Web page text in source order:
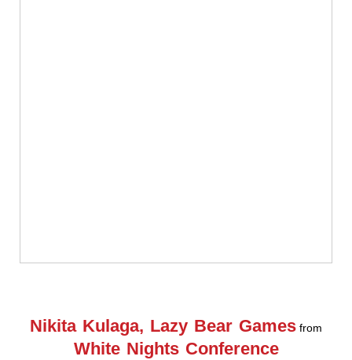
Nikita Kulaga, Lazy Bear Games from
White Nights Conference